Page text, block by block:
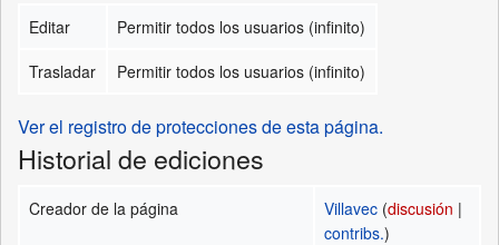
Editar
Permitir todos los usuarios (infinito)
Trasladar
Permitir todos los usuarios (infinito)
Ver el registro de protecciones de esta página.
Historial de ediciones
Creador de la página Villavec (discusión |
contribs.)